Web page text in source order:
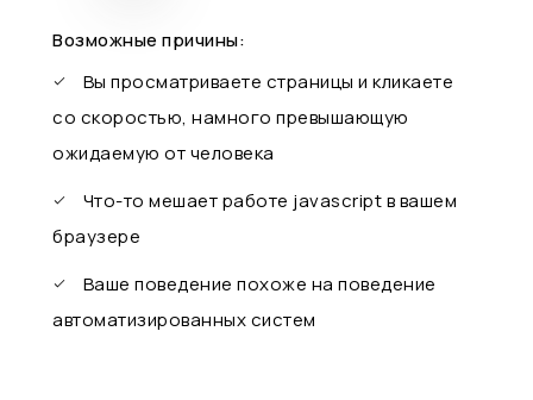
Возможные причины:
Вы просматриваете страницы и кликаете
со скоростью, намного превышающую
ожидаемую от человека
Что-то мешает работе javascript в вашем
браузере
Ваше поведение похоже на поведение
автоматизированных систем